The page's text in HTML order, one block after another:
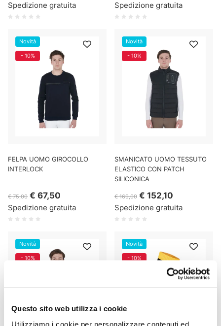
Questo sito web utilizza i cookie
Utilizziamo i cookie per personalizzare contenuti ed
Spedizione gratuita Spedizione gratuita
Novità
- 10%
FELPA UOMO GIROCOLLO
INTERLOCK
€ 75,00 € 67,50
Spedizione gratuita
Novità
- 10%
SMANICATO UOMO TESSUTO
ELASTICO CON PATCH
SILICONICA
€ 169,00 € 152,10
Spedizione gratuita
Novità
- 10%
Novità
- 10%